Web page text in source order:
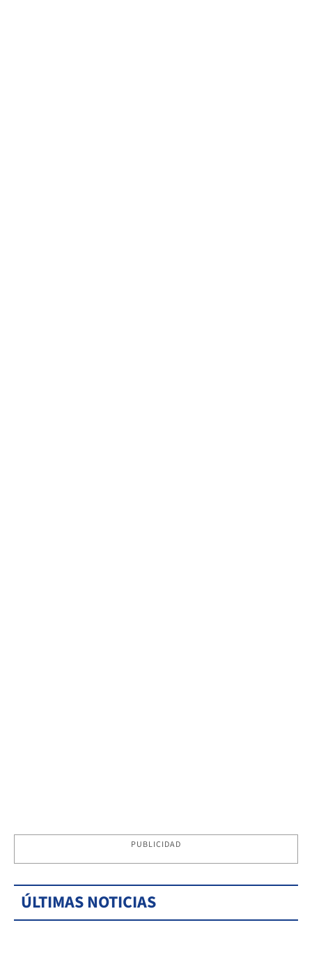
PUBLICIDAD
ÚLTIMAS NOTICIAS